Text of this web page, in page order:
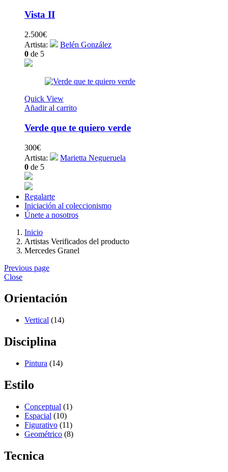
Vista II
2.500€
Artista:
Belén González
0 de 5
Quick View
Añadir al carrito
Verde que te quiero verde
300€
Artista:
Marietta Negueruela
0 de 5
Regalarte
Iniciación al coleccionismo
Únete a nosotros
Inicio
Artistas Verificados del producto
Mercedes Granel
Previous page
Close
Orientación
Vertical (14)
Disciplina
Pintura (14)
Estilo
Conceptual (1)
Espacial (10)
Figurativo (11)
Geométrico (8)
Tecnica